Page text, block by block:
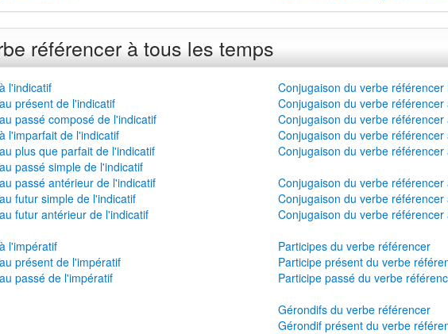
référencer à tous les temps
l'indicatif
présent de l'indicatif
passé composé de l'indicatif
l'imparfait de l'indicatif
plus que parfait de l'indicatif
passé simple de l'indicatif
passé antérieur de l'indicatif
futur simple de l'indicatif
futur antérieur de l'indicatif
Conjugaison du verbe
Conjugaison du verbe
Conjugaison du verbe
Conjugaison du verbe
Conjugaison du verbe
Conjugaison du verbe
Conjugaison du verbe
Conjugaison du verbe
l'impératif
présent de l'impératif
passé de l'impératif
Participes du verbe référencer
Participe présent du verbe
Participe passé du verbe
Gérondifs du verbe référencer
Gérondif présent du verbe